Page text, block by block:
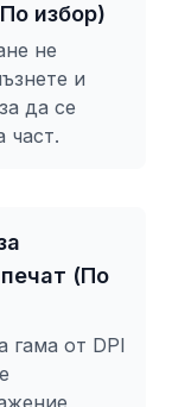
избор)
не
и
да се
част.
(По
гама от DPI